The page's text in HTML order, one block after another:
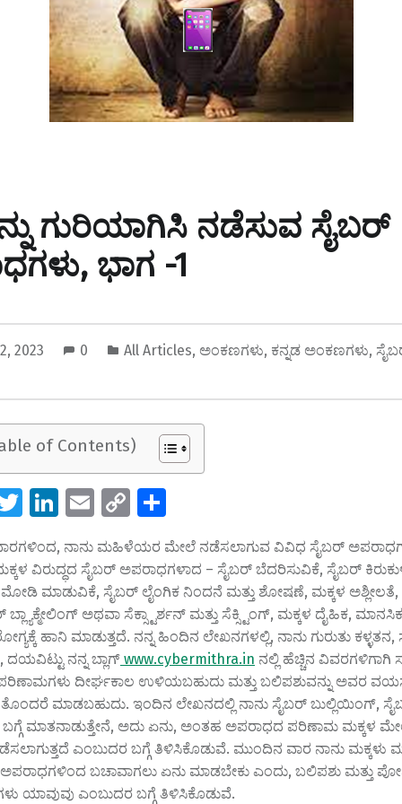
ಗುರಿಯಾಗಿಸಿ ನಡೆಸುವ ಸೈಬರ್
ಭಾಗ -1
2023 0 All Articles, ಅಂಕಣಗಳು, ಕನ್ನಡ ಅಂಕಣಗಳು,
of Contents)
T
wi
tt
er
Li
k
e
dI
n
E
m
ai
l
C
o
p
y
Li
n
k
S
h
ar
e
ನಾನು ಮಹಿಳೆಯರ ಮೇಲೆ ನಡೆಸಲಾಗುವ ವಿವಿಧ ಸೈಬರ್
ವಿರುದ್ಧದ ಸೈಬರ್ ಅಪರಾಧಗಳಾದ – ಸೈಬರ್ ಬೆದರಿಸುವಿಕೆ, ಸೈಬರ್
ಮೋಡಿ ಮಾಡುವಿಕೆ, ಸೈಬರ್ ಲೈಂಗಿಕ ನಿಂದನೆ ಮತ್ತು ಶೋಷಣೆ, ಮಕ್ಕಳ ಅಶ್ಲೀಲತೆ,
ಬ್ಲ್ಯಾಕ್ಮೇಲಿಂಗ್ ಅಥವಾ ಸೆಕ್ಸ್ಟಾರ್ಶನ್ ಮತ್ತು ಸೆಕ್ಸ್ಟಿಂಗ್, ಮಕ್ಕಳ ದೈಹಿಕ,
ಹಾನಿ ಮಾಡುತ್ತದೆ. ನನ್ನ ಹಿಂದಿನ ಲೇಖನಗಳಲ್ಲಿ, ನಾನು ಗುರುತು ಕಳ್ಳತನ,
ದಯವಿಟ್ಟು ನನ್ನ ಬ್ಲಾಗ್www.cybermithra.in ನಲ್ಲಿ ಹೆಚ್ಚಿನ ವಿವರಗಳಿಗಾಗಿ
ದೀರ್ಘಕಾಲ ಉಳಿಯಬಹುದು ಮತ್ತು ಬಲಿಪಶುವನ್ನು ಅವರ
ತೊಂದರೆ ಮಾಡಬಹುದು. ಇಂದಿನ ಲೇಖನದಲ್ಲಿ ನಾನು ಸೈಬರ್ ಬುಲ್ಲಿಯಿಂಗ್,
ಬಗ್ಗೆ ಮಾತನಾಡುತ್ತೇನೆ, ಅದು ಏನು, ಅಂತಹ ಅಪರಾಧದ ಪರಿಣಾಮ ಮಕ್ಕಳ
ಎಂಬುದರ ಬಗ್ಗೆ ತಿಳಿಸಿಕೊಡುವೆ. ಮುಂದಿನ ವಾರ ನಾನು ಮಕ್ಕಳು
ಬಚಾವಾಗಲು ಏನು ಮಾಡಬೇಕು ಎಂದು, ಬಲಿಪಶು ಮತ್ತು
ಯಾವುವು ಎಂಬುದರ ಬಗ್ಗೆ ತಿಳಿಸಿಕೊಡುವೆ.